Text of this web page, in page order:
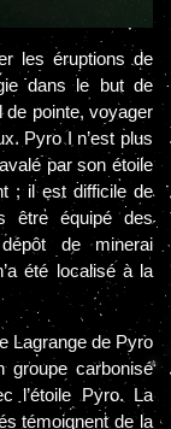
les éruptions de
dans le but de
de pointe, voyager
Pyro I n’est plus
par son étoile
; il est difficile de
être équipé des
de minerai
été localisé à la
Lagrange de Pyro
groupe carbonisé
l’étoile Pyro. La
témoignent de la